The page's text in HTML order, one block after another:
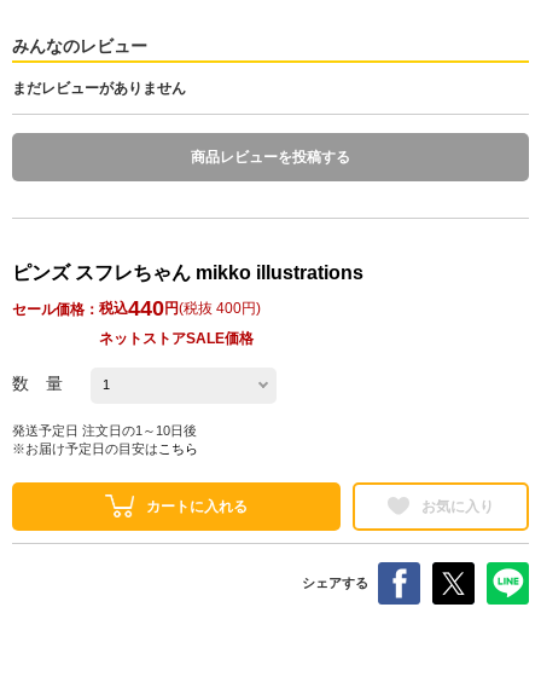
みんなのレビュー
まだレビューがありません
商品レビューを投稿する
ピンズ スフレちゃん mikko illustrations
セール価格： 税込440円(税抜 400円)
ネットストアSALE価格
数 量
発送予定日 注文日の1～10日後
※お届け予定日の目安は こちら
カートに入れる お気に入り
シェアする